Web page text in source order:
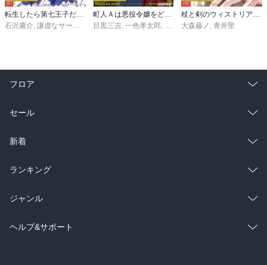
転生したら第七王子だったので、気ままに魔術を極めます（２４）
石沢庸介, 謙虚なサークル メル。
町人Ａは悪役令嬢をどうしても救いたい ～どぶと空と氷の姫君～１０【電子書店共通特典イラスト付】
目黒三吉, 一色孝太郎, Parum
杖と剣のウィストリア（１６）
大森藤ノ , 青井聖
フロア
総合
ラノベ
雑誌・グラビア
BL・TL
セール
総合
ラノベ
雑誌・グラビア
BL・TL
新着
総合
ラノベ
雑誌・グラビア
ランキング
総合
ラノベ
ジャンル
コミック
ヘルプ&サポート